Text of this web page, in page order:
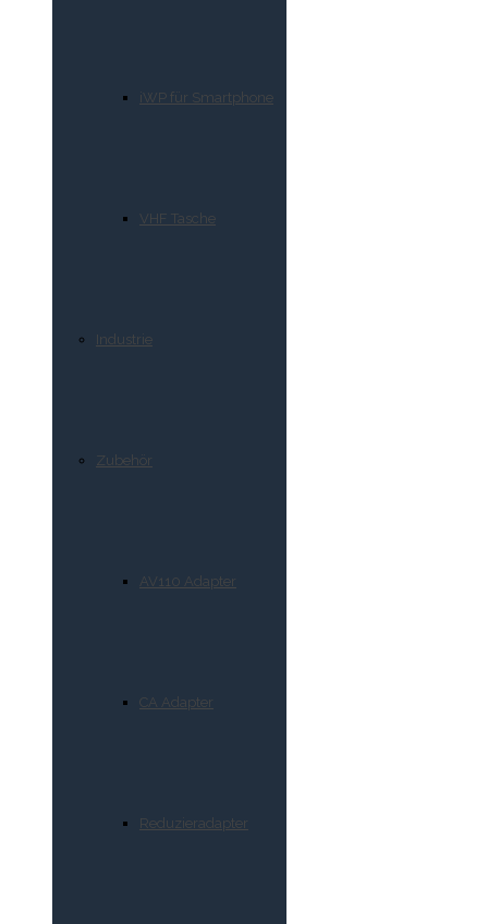
iWP für Smartphone
VHF Tasche
Industrie
Zubehör
AV110 Adapter
CA Adapter
Reduzieradapter